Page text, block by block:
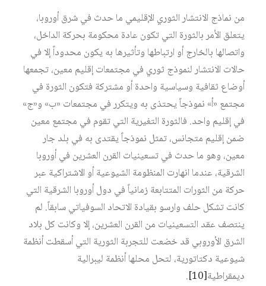
من نماذج الانتشار الثوري الإقليمي ما حدث في شرق أوروبا،
يتعلق الأمر بالثورة التي تكون عادة محكومة بحركة الداخل،
واتصالها بالخارج أو ارتباطها وتأثيرها به يكون محدوداً إلا في
حالات الانتشار لنموذج ثوري في مجتمعات إقليم معين، تجمعها
أوضاع ثقافية وسياسية واحدة أو مشتركة فتكون الثورة في
مجتمع «أ» نموذجاً يحتذى به ويتكرر في مجتمعات «ب» و«ج»
في إقليم واحد. فالثورة التغيرية التي تقوم في مجتمع معين
ضمن إقليم متجانس، تمثل نموذجاً يقتدى به في بلد جار
معين، وهو ما حدث في تسعينيات القرن العشرين في أوروبا
الشرقية، عندما انهارت المنظومة الشيوعية أو الاشتراكية عبر
حركة من الثورات المتتابعة زمانياً في دول أوروبا الشرقية التي
كانت تشكل حلف وارسو بقيادة الاتحاد السوفياتي سابقاً. لم
ينتصف عقد التسعينيات من القرن العشرين، إلا وكانت كل بلاد
الشرق الأوروبي قد خضعت للتجربة الثورية التي أسقطت أنظمة
شيوعية دكتاتورية، لتحل محلها أنظمة ليبرالية
ديمقراطية‏[10]
.